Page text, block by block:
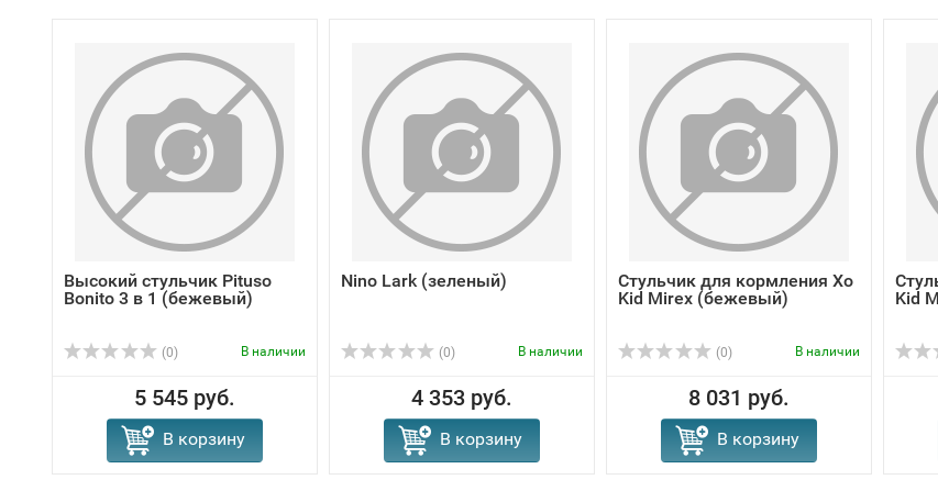
Высокий стульчик Pituso
Bonito 3 в 1 (бежевый)
(0) В наличии
5 545 руб.
В корзину
Nino Lark (зеленый)
(0) В наличии
4 353 руб.
В корзину
Стульчик для кормления Xo
Kid Mirex (бежевый)
(0) В наличии
8 031 руб.
В корзину
Kid